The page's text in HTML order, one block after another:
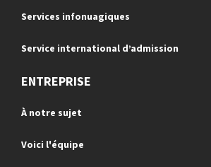
Services infonuagiques
Service international d’admission
ENTREPRISE
À notre sujet
Voici l'équipe